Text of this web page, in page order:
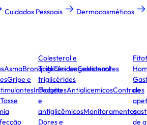
Cuidados Pessoais Dermocosméticos
AsmaBronquiteDescongestionantes
Gripe e
Infecção
Tosse
Colesterol e
TriglicéridesColesterol
triglicérides
DiabetesAntiglicemicosControles
e
antiglicêmicosMonitoramentos
Dores e
de
de